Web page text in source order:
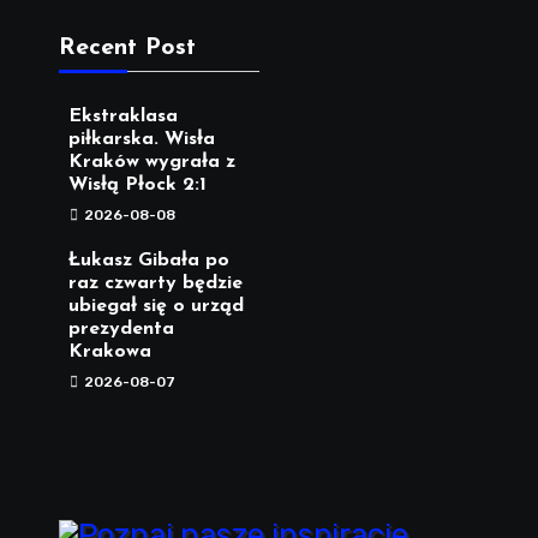
Recent Post
Ekstraklasa
piłkarska. Wisła
Kraków wygrała z
Wisłą Płock 2:1
2026-08-08
Łukasz Gibała po
raz czwarty będzie
ubiegał się o urząd
prezydenta
Krakowa
2026-08-07